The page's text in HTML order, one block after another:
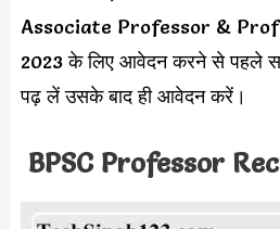
Associate Professor &
2023 के लिए आवेदन करने से पहले
पढ़ लें उसके बाद ही आवेदन करें।
BPSC Professor